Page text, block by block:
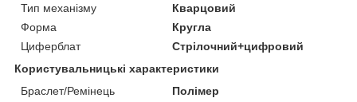
Тип механізму
Кварцовий
Форма
Кругла
Циферблат
Стрілочний+цифровий
Користувальницькі характеристики
Браслет/Ремінець
Полімер